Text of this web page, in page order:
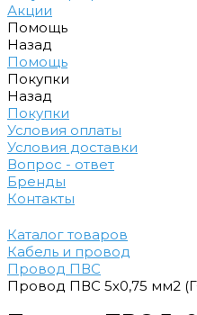
Акции
Помощь
Назад
Помощь
Покупки
Назад
Покупки
Условия оплаты
Условия доставки
Вопрос - ответ
Бренды
Контакты
Каталог товаров
Кабель и провод
Провод ПВС
Провод ПВС 5х0,75 мм2